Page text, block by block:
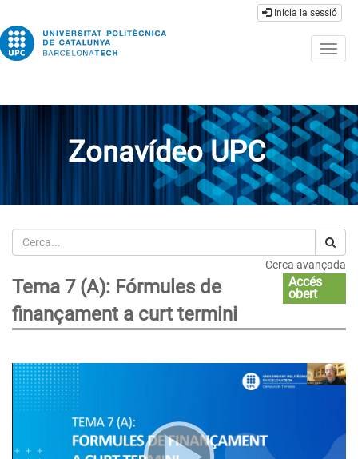
Inicia la sessió
Zonavídeo UPC
Cerca
Cerca avançada
Tema 7 (A): Fórmules de
finançament a curt termini
Accés
obert